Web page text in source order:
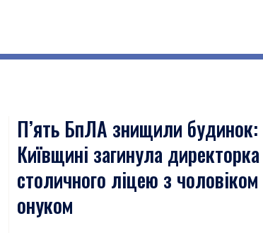
П’ять БпЛА знищили будинок:
Київщині загинула директорка
столичного ліцею з чоловіком
онуком